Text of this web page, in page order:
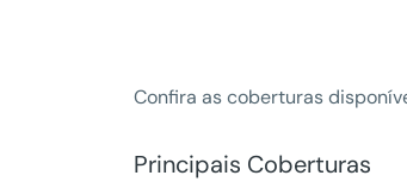
Confira as coberturas
Principais Coberturas